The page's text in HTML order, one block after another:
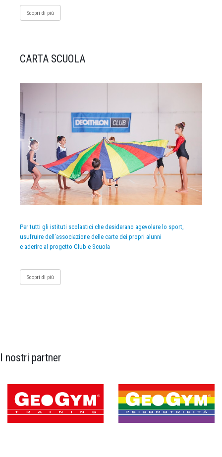
Scopri di più
CARTA SCUOLA
Per tutti gli istituti scolastici che desiderano agevolare lo sport,
usufruire dell’associazione delle carte dei propri alunni
e aderire al progetto Club e Scuola
Scopri di più
I nostri partner